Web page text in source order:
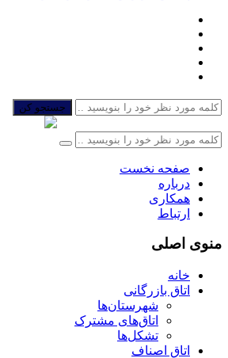
جستجو کن
صفحه نخست
درباره
همکاری
ارتباط
منوی اصلی
خانه
اتاق بازرگانی
شهرستان‌ها
اتاق‌های مشترک
تشکل‌ها
اتاق اصناف